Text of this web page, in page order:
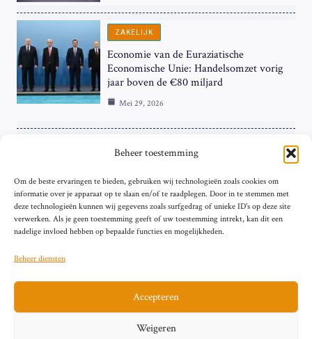
Beheer toestemming
Om de beste ervaringen te bieden, gebruiken wij technologieën zoals cookies om
informatie over je apparaat op te slaan en/of te raadplegen. Door in te stemmen met
deze technologieën kunnen wij gegevens zoals surfgedrag of unieke ID's op deze site
verwerken. Als je geen toestemming geeft of uw toestemming intrekt, kan dit een
nadelige invloed hebben op bepaalde functies en mogelijkheden.
Beheer diensten
Accepteren
Weigeren
ZAKELIJK
Economie van de Euraziatische
Economische Unie: Handelsomzet vorig
jaar boven de €80 miljard
Mei 29, 2026
ZAKELIJK
Hardnekkige Inflatie bij de ‘Grote Vier’
van de Eurozone
Mei 29, 2026
Sitemap Contact Privacybeleid (EU)
Impressum
Cookiebeleid (EU)